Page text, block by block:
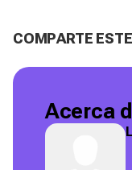
COMPARTE
Acerca